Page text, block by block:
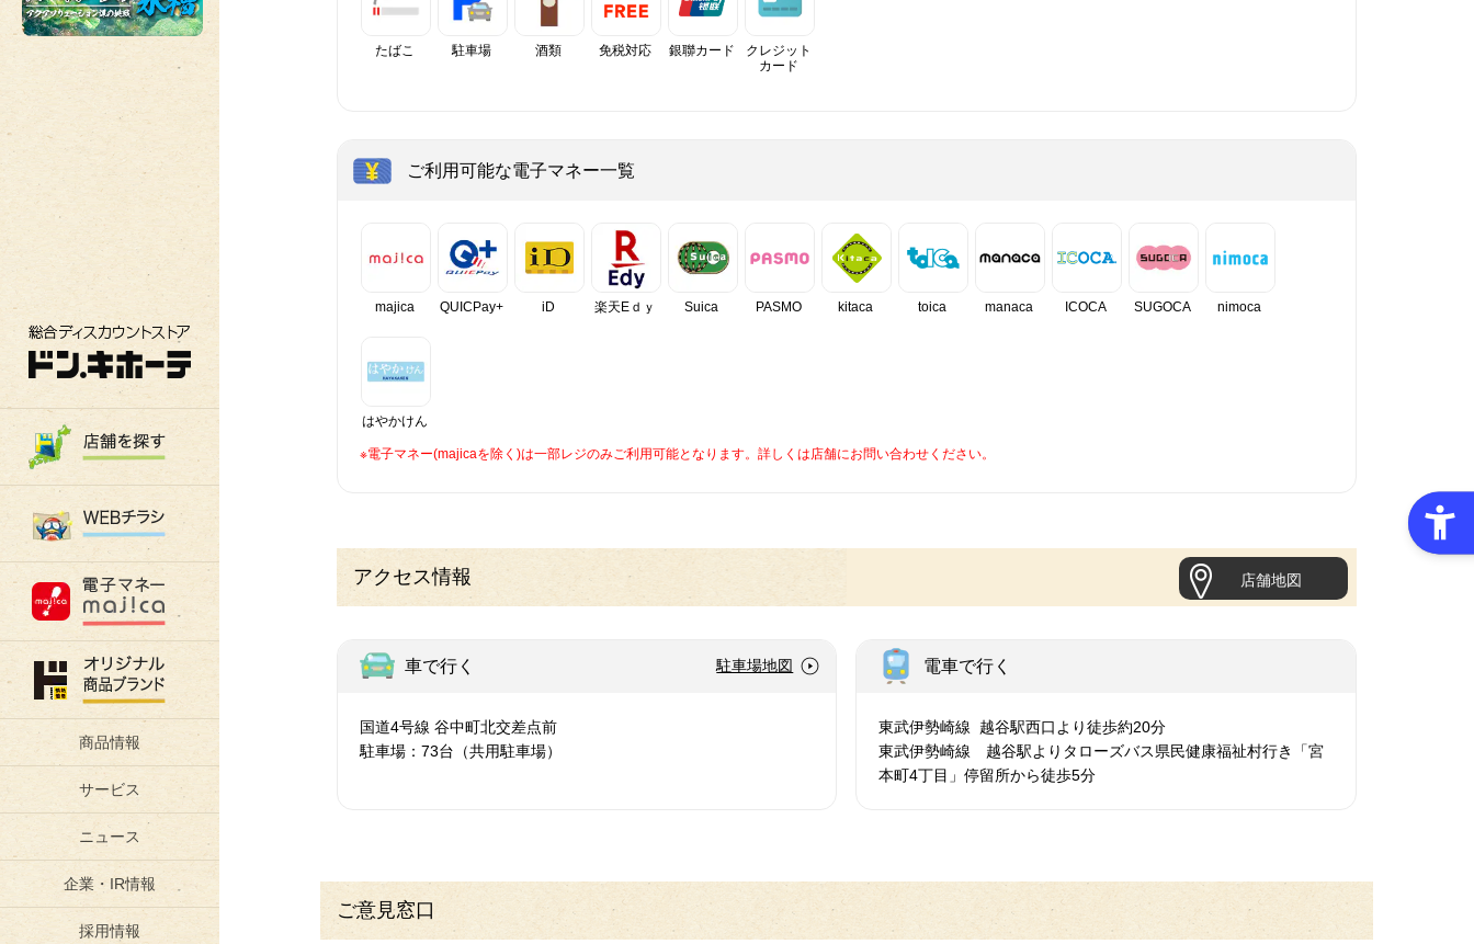
総合ディスカウントストア ドン・キホーテ
商品情報
サービス
ニュース
企業・IR情報
採用情報
たばこ 駐車場 酒類 免税対応 銀聯カード
クレジット
カード
ご利用可能な電子マネー一覧
majica QUICPay+ iD 楽天Eｄｙ Suica PASMO kitaca toica manaca ICOCA SUGOCA nimoca
はやかけん
※電子マネー(majicaを除く)は一部レジのみご利用可能となります。詳しくは店舗にお問い合わせください。
アクセス情報 店舗地図
車で行く 駐車場地図
国道4号線 谷中町北交差点前
駐車場：73台（共用駐車場）
電車で行く
東武伊勢崎線 越谷駅西口より徒歩約20分
東武伊勢崎線 越谷駅よりタローズバス県民健康福祉村行き「宮
本町4丁目」停留所から徒歩5分
ご意見窓口